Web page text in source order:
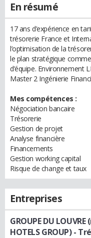
En résumé
17 ans d’expérience en
trésorerie France et
l’optimisation de la
le plan stratégique
d’équipe. Environnement
Master 2 Ingénierie
Mes compétences :
Négociation bancaire
Trésorerie
Gestion de projet
Analyse financière
Financements
Gestion working capital
Risque de change et taux
Entreprises
GROUPE DU
HOTELS GROUP)-